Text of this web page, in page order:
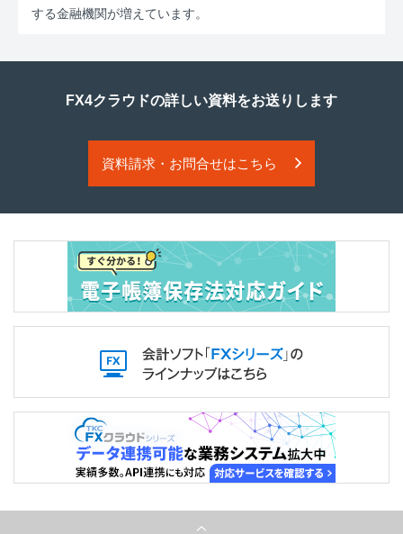
する金融機関が増えています。
FX4クラウドの詳しい資料をお送りします
資料請求・お問合せはこちら